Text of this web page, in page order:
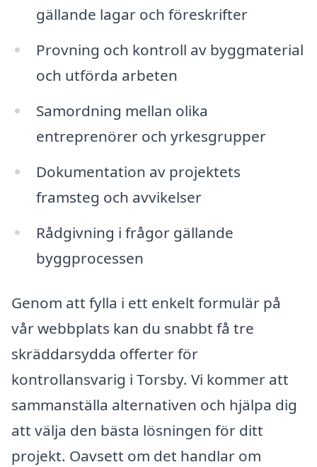
gällande lagar och föreskrifter
Provning och kontroll av byggmaterial
och utförda arbeten
Samordning mellan olika
entreprenörer och yrkesgrupper
Dokumentation av projektets
framsteg och avvikelser
Rådgivning i frågor gällande
byggprocessen
Genom att fylla i ett enkelt formulär på
vår webbplats kan du snabbt få tre
skräddarsydda offerter för
kontrollansvarig i Torsby. Vi kommer att
sammanställa alternativen och hjälpa dig
att välja den bästa lösningen för ditt
projekt. Oavsett om det handlar om